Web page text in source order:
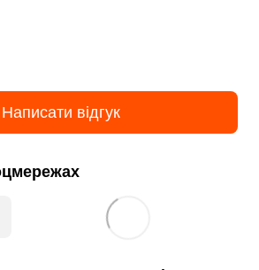
Написати відгук